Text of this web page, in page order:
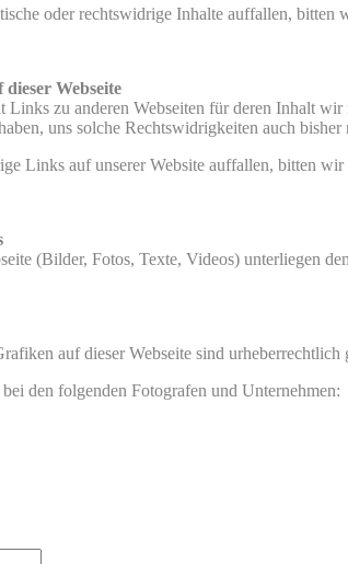
oder rechtswidrige Inhalte auffallen,
Webseite
Links zu anderen Webseiten für deren Inhalt
uns solche Rechtswidrigkeiten auch
Links auf unserer Website auffallen, bitten
(Bilder, Fotos, Texte, Videos) unterliegen
auf dieser Webseite sind urheberrechtlich
den folgenden Fotografen und Unternehmen: